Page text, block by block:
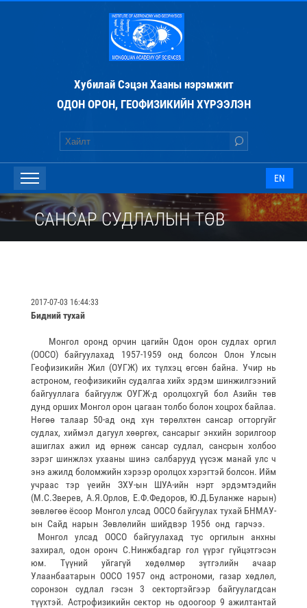
Хубилай Сэцэн Хааны нэрэмжит
ОДОН ОРОН, ГЕОФИЗИКИЙН ХҮРЭЭЛЭН
EN
САНСАР СУДЛАЛЫН ТӨВ
2017-07-03 16:44:33
Бидний тухай
Монгол оронд орчин цагийн Одон орон судлах оргил
(ООСО) байгуулахад 1957-1959 онд болсон Олон Улсын
Геофизикийн Жил (ОУГЖ) их түлхэц өгсөн байна. Учир нь
астроном, геофизикийн судалгаа хийх эрдэм шинжилгээний
байгууллага байгуулж ОУГЖ-д оролцохгүй бол Азийн төв
дунд орших Монгол орон цагаан толбо болон хоцрох байлаа.
Нөгөө талаар 50-ад онд хүн төрөлхтөн сансар огторгуйг
судлах, хиймэл дагуул хөөргөх, сансарыг энхийн зорилгоор
ашиглах ажил ид өрнөж сансар судлал, сансрын холбоо
зэрэг шинжлэх ухааны шинэ салбарууд үүсэж манай улс ч
энэ ажилд боломжийн хэрээр оролцох хэрэгтэй болсон. Ийм
учраас тэр үеийн ЗХУ-ын ШУА-ийн нэрт эрдэмтэдийн
(М.С.Зверев, А.Я.Орлов, Е.Ф.Федоров, Ю.Д.Буланже нарын)
зөвлөгөө ёсоор Монгол улсад ООСО байгуулах тухай БНМАУ-
ын Сайд нарын Зөвлөлийн шийдвэр 1956 онд гарчээ.
Монгол улсад ООСО байгуулахад тус оргилын анхны
захирал, одон оронч С.Нинжбадгар гол үүрэг гүйцэтгэсэн
юм. Түүний уйгагүй хөдөлмөр зүтгэлийн ачаар
Улаанбаатарын ООСО 1957 онд астрономи, газар хөдлөл,
соронзон судлал гэсэн 3 сектортэйгээр байгуулагдсан
түүхтэй. Астрофизикийн сектор нь одоогоор 9 ажилтантай